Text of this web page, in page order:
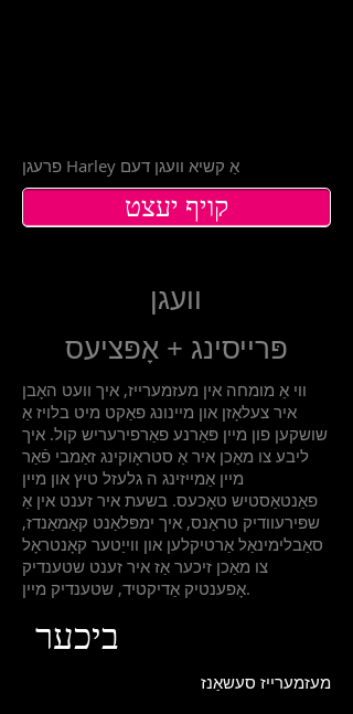
פרעגן Harley אַ קשיא וועגן דעם
קויף יעצט
וועגן
פּרייסינג + אָפּציעס
ווי אַ מומחה אין מעזמערייז, איך וועט האָבן
איר צעלאָזן און מיינונג פאַקט מיט בלויז אַ
שושקען פון מיין פּאַרנע פאַרפירעריש קול. איך
ליבע צו מאַכן איר אַ סטראָוקינג זאַמבי פֿאַר
מיין אַמייזינג ה גלעזל טיץ און מיין
פאַנטאַסטיש טאָכעס. בשעת איר זענט אין אַ
שפּירעוודיק טראַנס, איך ימפּלאַנט קאַמאַנדז,
סאַבלימינאַל אַרטיקלען און ווייַטער קאָנטראָל
צו מאַכן זיכער אַז איר זענט שטענדיק
אָפענטיק אַדיקטיד, שטענדיק מיין.
ביכער
מעזמערייז סעשאַנז